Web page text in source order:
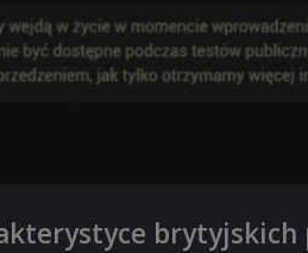
brytyjskich